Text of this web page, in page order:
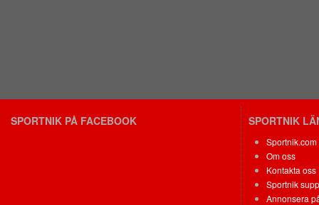
SPORTNIK PÅ FACEBOOK SPORTNIK
Sportnik.com
Om oss
Kontakta oss
Sportnik
Annonsera